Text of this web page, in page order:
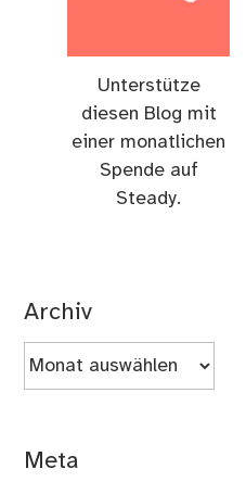
Unterstütze
diesen Blog mit
einer monatlichen
Spende auf
Steady.
Archiv
Archiv
Meta